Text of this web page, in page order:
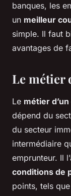
banques, les
un meilleur
simple. Il faut
avantages de
Le métier
Le métier
dépend du
du secteur
intermédiaire
emprunteur. Il
conditions de
points, tels